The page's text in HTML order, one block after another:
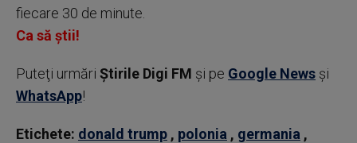
fiecare 30 de minute.
Ca să știi!
Puteţi urmări Știrile Digi FM şi pe Google News şi
WhatsApp!
Etichete: donald trump , polonia , germania ,